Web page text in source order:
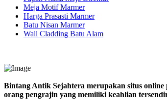
Meja Motif Marmer
Harga Prasasti Marmer
Batu Nisan Marmer
Wall Cladding Batu Alam
Bintang Antik Sejahtera merupakan situs
orang pengrajin yang memiliki keahlian